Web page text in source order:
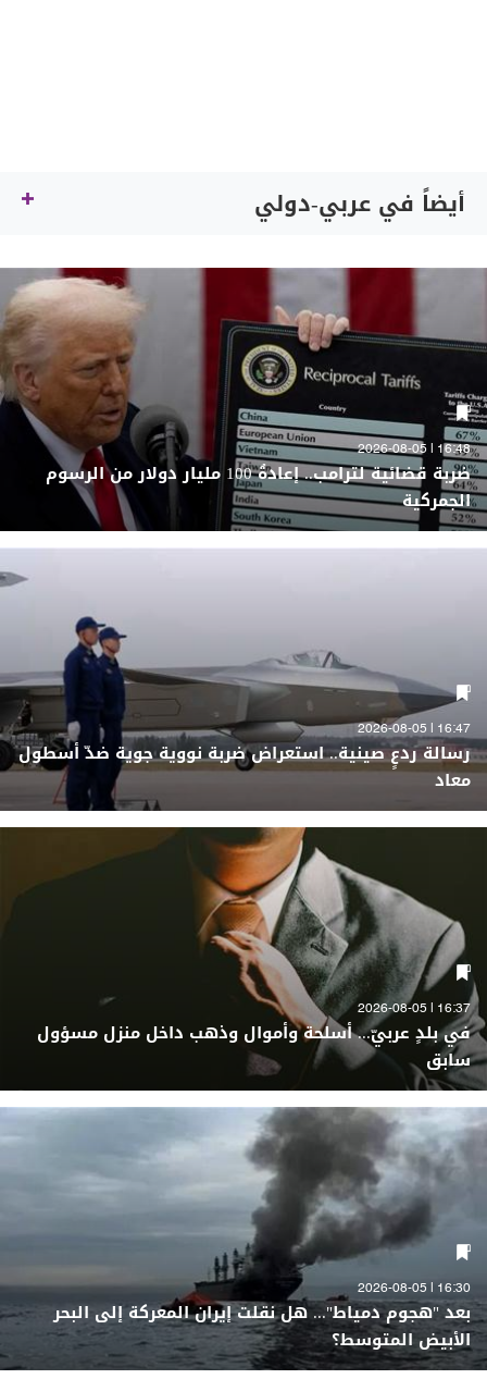
أيضاً في عربي-دولي
16:48 | 2026-08-05
ضربة قضائية لترامب.. إعادةُ 100 مليار دولار من الرسوم
الجمركية
16:47 | 2026-08-05
رسالة ردعٍ صينية.. استعراض ضربة نووية جوية ضدّ أسطول
معاد
16:37 | 2026-08-05
في بلدٍ عربيّ... أسلحة وأموال وذهب داخل منزل مسؤول
سابق
16:30 | 2026-08-05
بعد "هجوم دمياط"... هل نقلت إيران المعركة إلى البحر
الأبيض المتوسط؟